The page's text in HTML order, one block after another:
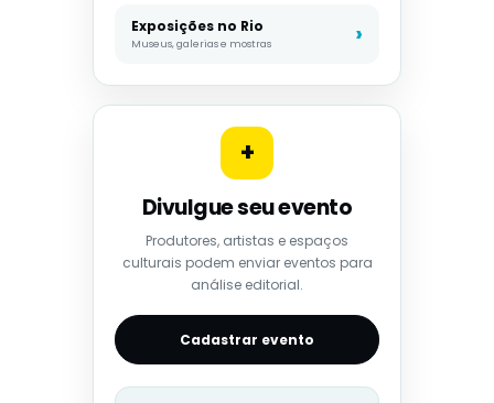
Exposições no Rio
Museus, galerias e mostras
+
Divulgue seu evento
Produtores, artistas e espaços
culturais podem enviar eventos para
análise editorial.
Cadastrar evento